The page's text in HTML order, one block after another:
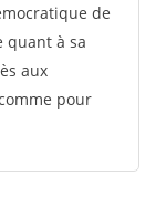
de
quant à sa
aux
pour